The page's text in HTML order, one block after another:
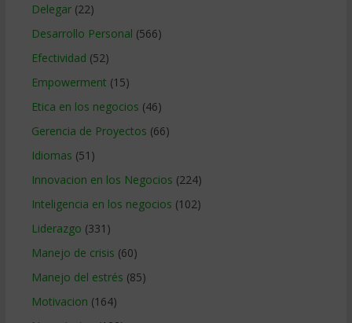
Delegar(22)
Desarrollo Personal (566)
Efectividad (52)
Empowerment (15)
Etica en los negocios (46)
Gerencia de Proyectos (66)
Idiomas (51)
Innovacion en los Negocios (224)
Inteligencia en los negocios (102)
Liderazgo (331)
Manejo de crisis (60)
Manejo del estrés (85)
Motivacion (164)